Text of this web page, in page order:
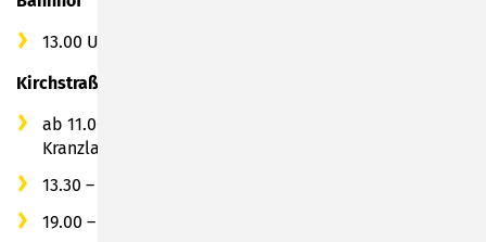
13.00 Uhr: Eröffnung der historischen Meile
Kirchstraße
ab 11.00 Uhr: Aktionen vom Verein Dös Sumbarcher
Kranzla e.V.
13.30 – 17.30 Uhr: Günthers Musik Express
19.00 – 24.00 Uhr: Musik mit dem Duo "M & M"